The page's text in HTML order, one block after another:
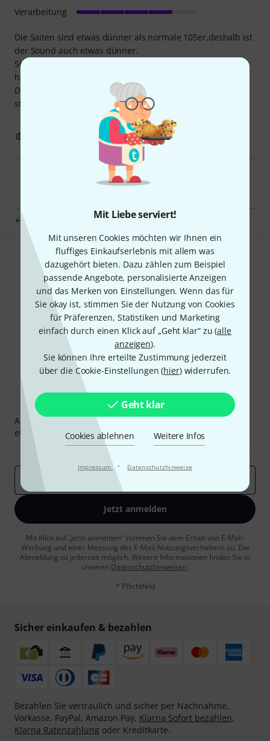
Mit Liebe serviert!
Mit unseren Cookies möchten wir Ihnen ein
fluffiges Einkaufserlebnis mit allem was
dazugehört bieten. Dazu zählen zum Beispiel
passende Angebote, personalisierte Anzeigen
und das Merken von Einstellungen. Wenn das für
Sie okay ist, stimmen Sie der Nutzung von Cookies
für Präferenzen, Statistiken und Marketing
einfach durch einen Klick auf „Geht klar“ zu (alle
anzeigen).
Sie können Ihre erteilte Zustimmung jederzeit
über die Cookie-Einstellungen (hier) widerrufen.
Geht klar
Cookies ablehnen Weitere Infos
Impressum · Datenschutzhinweise
Die Saiten sind etwas dünner als normale 105er,deshalb ist
der Sound auch etwas dünner.
Sie lassen sich gut greifen da die Saitenspannung nicht so
hoch ist.
Das Ganze klingt nicht unangenehm und das Spielen
strengt nicht so an.
Verarbeitung
BEWERTUNG MELDEN
Ibanez IABS4C32 AcBassString Set
Gefällt Ihnen, was Sie sehen?
Teilen Hilfe & Feedback
Thomann Newsletter
Abonniere den Thomann Newsletter und gewinne mit
etwas Glück einen von50 Gutscheinenüber jeweils
Inspirierende Beiträge
Deals Thomann Insights
Jetzt anmelden
Mit Klick auf „Jetzt anmelden“ stimmen Sie dem Erhalt von E-Mail-
Werbung und einer Messung des E-Mail-Nutzungsverhaltens zu. Die
Abmeldung ist jederzeit möglich. Weitere Informationen finden Sie in
unseren Datenschutzhinweisen.
* Pflichtfeld
Sicher einkaufen & bezahlen
Bezahlen Sie vertraulich und sicher per Nachnahme,
Vorkasse, PayPal, Amazon Pay, Klarna Sofort bezahlen,
Klarna Ratenzahlung oder Kreditkarte.